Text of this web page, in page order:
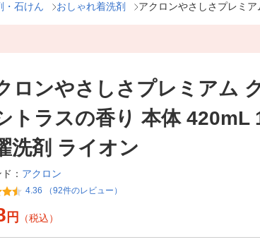
・石けん おしゃれ着洗剤 アクロンやさしさプレミ
ロンやさしさプレミアム
トラスの香り 本体 420mL
洗剤 ライオン
： アクロン
4.36 （92件のレビュー）
円 （税込）